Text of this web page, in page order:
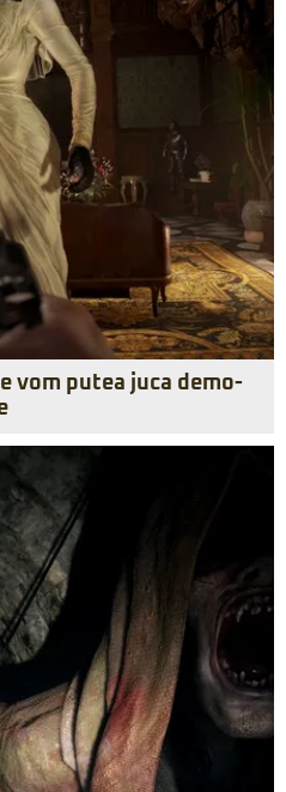
vom putea juca demo-